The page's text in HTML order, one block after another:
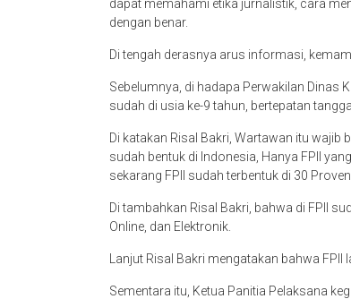
dapat memahami etika jurnalistik, cara
dengan benar.
Di tengah derasnya arus informasi,
Sebelumnya, di hadapa Perwakilan Dinas
sudah di usia ke-9 tahun, bertepatan
Di katakan Risal Bakri, Wartawan itu
sudah bentuk di Indonesia, Hanya FPII
sekarang FPII sudah terbentuk di 30
Di tambahkan Risal Bakri, bahwa di FPII
Online, dan Elektronik.
Lanjut Risal Bakri mengatakan bahwa FPII
Sementara itu, Ketua Panitia Pelaksana